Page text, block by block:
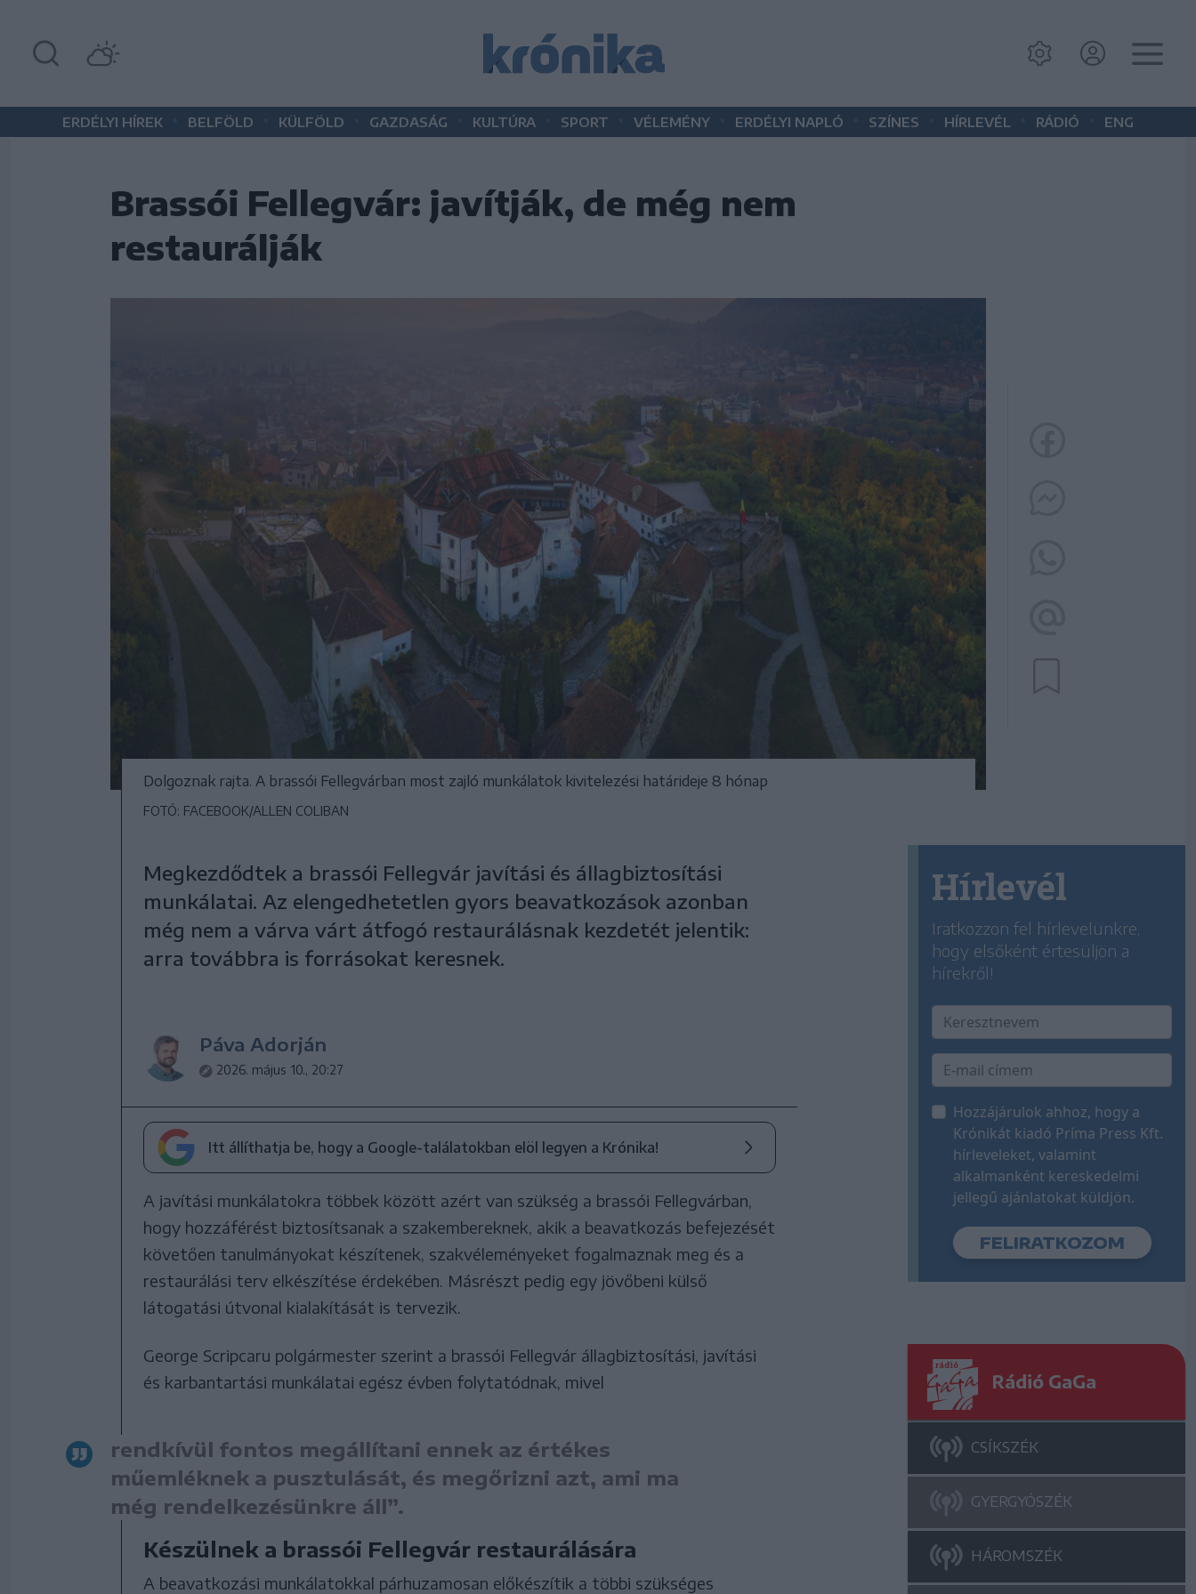
ERDÉLYI HÍREK BELFÖLD KÜLFÖLD GAZDASÁG KULTÚRA SPORT VÉLEMÉNY ERDÉLYI NAPLÓ SZÍNES HÍRLEVÉL RÁDIÓ ENG
Brassói Fellegvár: javítják, de még nem
restaurálják
Dolgoznak rajta. A brassói Fellegvárban most zajló munkálatok kivitelezési határideje 8 hónap
FOTÓ: FACEBOOK/ALLEN COLIBAN
Megkezdődtek a brassói Fellegvár javítási és állagbiztosítási
munkálatai. Az elengedhetetlen gyors beavatkozások azonban
még nem a várva várt átfogó restaurálásnak kezdetét jelentik:
arra továbbra is forrásokat keresnek.
Páva Adorján
2026. május 10., 20:27
Itt állíthatja be, hogy a Google-találatokban elöl legyen a Krónika!
A javítási munkálatokra többek között azért van szükség a brassói Fellegvárban,
hogy hozzáférést biztosítsanak a szakembereknek, akik a beavatkozás befejezését
követően tanulmányokat készítenek, szakvéleményeket fogalmaznak meg és a
restaurálási terv elkészítése érdekében. Másrészt pedig egy jövőbeni külső
látogatási útvonal kialakítását is tervezik.
George Scripcaru polgármester szerint a brassói Fellegvár állagbiztosítási, javítási
és karbantartási munkálatai egész évben folytatódnak, mivel
rendkívül fontos megállítani ennek az értékes
műemléknek a pusztulását, és megőrizni azt, ami ma
még rendelkezésünkre áll”.
Készülnek a brassói Fellegvár restaurálására
A beavatkozási munkálatokkal párhuzamosan előkészítik a többi szükséges
Hírlevél
Iratkozzon fel hírlevelünkre,
hogy elsőként értesüljön a
hírekről!
Hozzájárulok ahhoz, hogy a
Krónikát kiadó Príma Press Kft.
hírleveleket, valamint
alkalmanként kereskedelmi
jellegű ajánlatokat küldjön.
Rádió GaGa
CSÍKSZÉK
GYERGYÓSZÉK
HÁROMSZÉK